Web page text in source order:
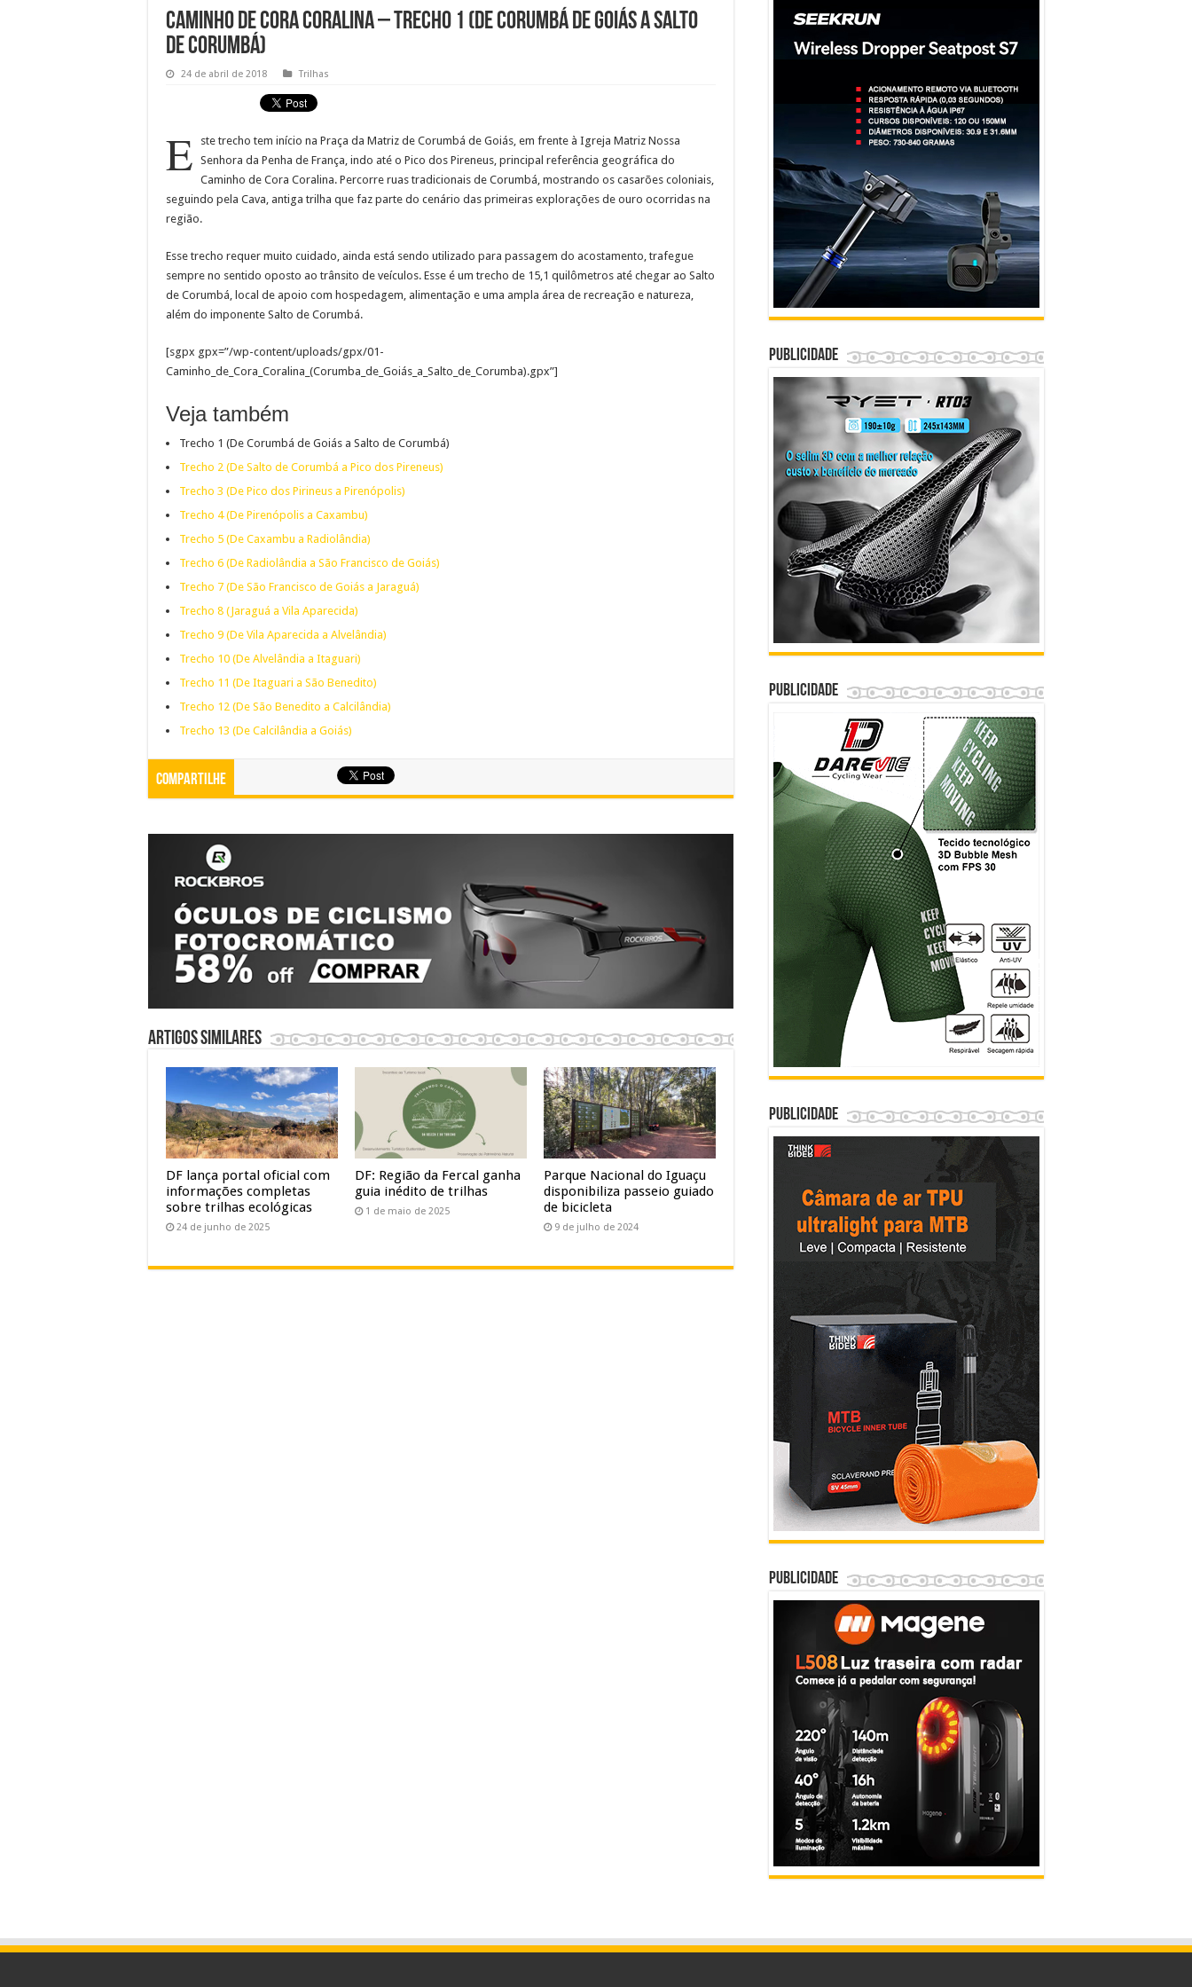
Caminho de Cora Coralina – Trecho 1 (De Corumbá de Goiás a Salto
de Corumbá)
24 de abril de 2018 Trilhas
E
ste trecho tem início na Praça da Matriz de Corumbá de Goiás, em frente à Igreja Matriz Nossa
Senhora da Penha de França, indo até o Pico dos Pireneus, principal referência geográfica do
Caminho de Cora Coralina. Percorre ruas tradicionais de Corumbá, mostrando os casarões coloniais,
seguindo pela Cava, antiga trilha que faz parte do cenário das primeiras explorações de ouro ocorridas na
região.
Esse trecho requer muito cuidado, ainda está sendo utilizado para passagem do acostamento, trafegue
sempre no sentido oposto ao trânsito de veículos. Esse é um trecho de 15,1 quilômetros até chegar ao Salto
de Corumbá, local de apoio com hospedagem, alimentação e uma ampla área de recreação e natureza,
além do imponente Salto de Corumbá.
[sgpx gpx=”/wp-content/uploads/gpx/01-
Caminho_de_Cora_Coralina_(Corumba_de_Goiás_a_Salto_de_Corumba).gpx”]
Veja também
Trecho 1 (De Corumbá de Goiás a Salto de Corumbá)
Trecho 2 (De Salto de Corumbá a Pico dos Pireneus)
Trecho 3 (De Pico dos Pirineus a Pirenópolis)
Trecho 4 (De Pirenópolis a Caxambu)
Trecho 5 (De Caxambu a Radiolândia)
Trecho 6 (De Radiolândia a São Francisco de Goiás)
Trecho 7 (De São Francisco de Goiás a Jaraguá)
Trecho 8 (Jaraguá a Vila Aparecida)
Trecho 9 (De Vila Aparecida a Alvelândia)
Trecho 10 (De Alvelândia a Itaguari)
Trecho 11 (De Itaguari a São Benedito)
Trecho 12 (De São Benedito a Calcilândia)
Trecho 13 (De Calcilândia a Goiás)
Compartilhe
Artigos similares
DF lança portal oficial com
informações completas
sobre trilhas ecológicas
24 de junho de 2025
DF: Região da Fercal ganha
guia inédito de trilhas
1 de maio de 2025
Parque Nacional do Iguaçu
disponibiliza passeio guiado
de bicicleta
9 de julho de 2024
Publicidade
Publicidade
Publicidade
Publicidade